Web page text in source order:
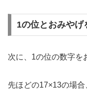
1の位とおみやげ
次に、1の位の数字を
先ほどの17×13の場